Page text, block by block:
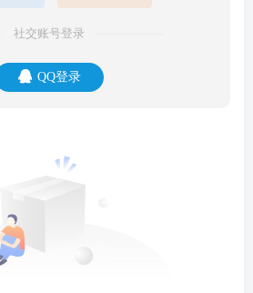
社交账号登录
QQ登录